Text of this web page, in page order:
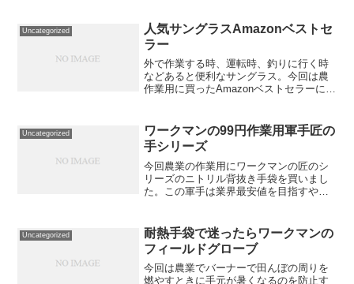
Uncategorized
人気サングラスAmazonベストセ
ラー
外で作業する時、運転時、釣りに行く時
などあると便利なサングラス。今回は農
作業用に買ったAmazonベストセラーにな
ます。結論から言うとベストセラーにな
っているだけ...
Uncategorized
ワークマンの99円作業用軍手匠の
手シリーズ
今回農業の作業用にワークマンの匠のシ
リーズのニトリル背抜き手袋を買いまし
た。この軍手は業界最安値を目指すやる
んと値段が税込99円笑税込ってところが
すごい。結論、作業用軍...
Uncategorized
耐熱手袋で迷ったらワークマンの
フィールドグローブ
今回は農業でバーナーで田んぼの周りを
燃やすときに手元が暑くなるのを防止す